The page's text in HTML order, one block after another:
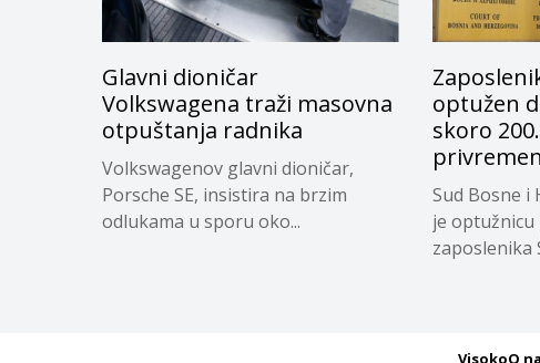
Glavni dioničar
Volkswagena traži masovna
otpuštanja radnika
Volkswagenov glavni dioničar,
Porsche SE, insistira na brzim
odlukama u sporu oko...
optužen
skoro
Sud Bosne i
je optužnicu
zaposlenika
VisokoO